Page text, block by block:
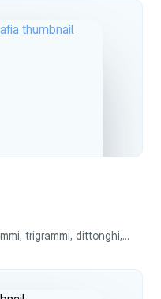
Grafemi, fonemi, maiuscole, digrammi, trigrammi, dittonghi, trittonghi, iato Sillabe Accento Apostrofo Cie - gie Punteggiatura